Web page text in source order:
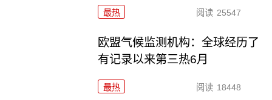
最热 阅读 25547
欧盟气候监测机构：全球经历了
有记录以来第三热6月
最热 阅读 18448